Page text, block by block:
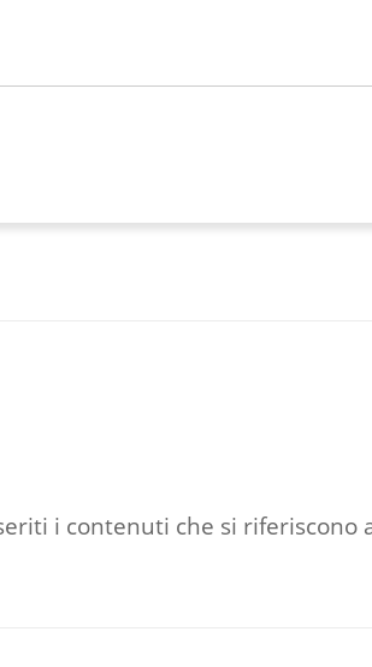
i contenuti che si